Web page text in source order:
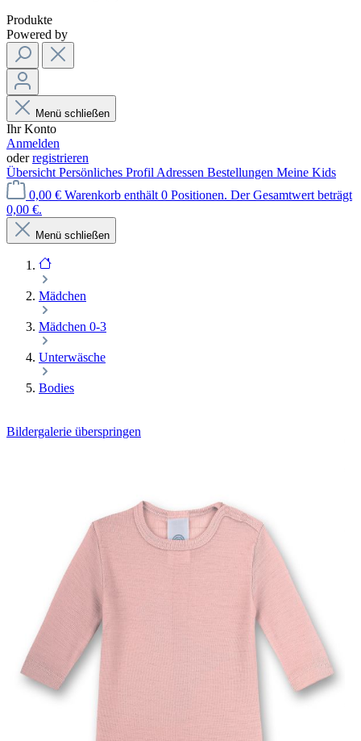
Produkte
Powered by
Menü schließen
Ihr Konto
Anmelden
oderregistrieren
Übersicht Persönliches Profil Adressen Bestellungen Meine Kids
0,00 € Warenkorb enthält 0 Positionen. Der Gesamtwert beträgt
0,00 €.
Menü schließen
Mädchen
Mädchen 0-3
Unterwäsche
Bodies
Bildergalerie überspringen